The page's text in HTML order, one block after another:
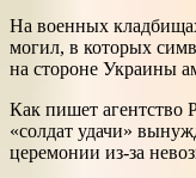
На военных
могил, в которых
на стороне Украины
Как пишет
«солдат удачи»
церемонии из-за